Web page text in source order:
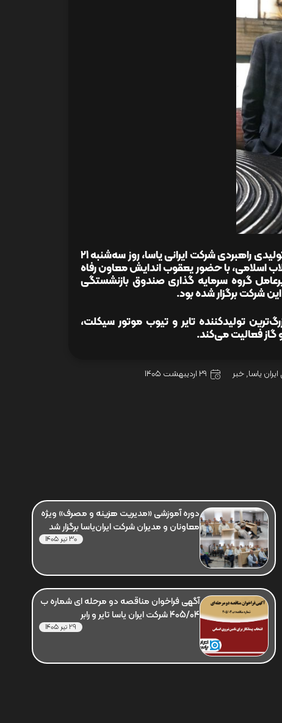
لازم به ذکر است که آیین کلنگ زنی و بهره‌برداری از سه پروژه عمرانی و تولیدی راهبردی شرکت ایرانی یاسا، روز سه‌شنبه ۲۱
اسلامی، با حضور یعقوب اندایش معاون رفاه
گروه سرمایه گذاری صندوق بازنشستگی
شرکت برگزار شده بود.
عنوان قدیمی‌ترین و بزرگ‌ترین تولیدکننده تایر و تیوب موتور سیکلت،
فعالیت می‌کند.
یاسا,خبر 29 اردیبهشت 1405
دوره آموزشی «مدیریت هزینه و مصرف» ویژه
معاونان و مدیران شرکت ایران‌یاسا برگزار شد
30 تیر 1405
آگهی فراخوان مناقصه دو مرحله ای شماره ب
405/04 شرکت ایران یاسا تایر و رابر
29 تیر 1405